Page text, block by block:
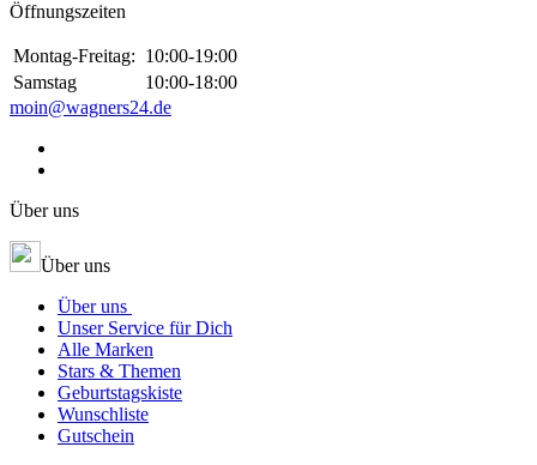
Öffnungszeiten
Montag-Freitag: 10:00-19:00
Samstag
10:00-18:00
moin@wagners24.de
Über uns
Über uns
Über uns
Unser Service für Dich
Alle Marken
Stars & Themen
Geburtstagskiste
Wunschliste
Gutschein